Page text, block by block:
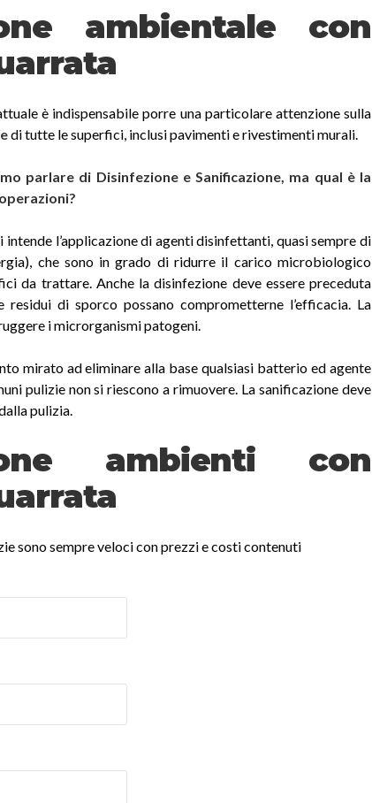
ambientale con
è indispensabile porre una particolare attenzione sulla
di tutte le superfici, inclusi pavimenti e rivestimenti murali.
parlare di Disinfezione e Sanificazione, ma qual è la
l’applicazione di agenti disinfettanti, quasi sempre di
che sono in grado di ridurre il carico microbiologico
da trattare. Anche la disinfezione deve essere preceduta
di sporco possano comprometterne l’efficacia. La
i microrganismi patogeni.
mirato ad eliminare alla base qualsiasi batterio ed agente
pulizie non si riescono a rimuovere. La sanificazione deve
pulizia.
ambienti con
sono sempre veloci con prezzi e costi contenuti